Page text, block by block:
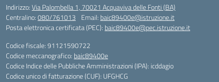
Indirizzo:Via Palombella 1, 70021 Acquaviva delle Fonti (BA)
Centralino:080/761013 Email: baic89400e@istruzione.it
Posta elettronica certificata (PEC): baic89400e@pec.istruzione.it
Codice fiscale: 91121590722
Codice meccanografico: baic89400e
Codice Indice delle Pubbliche Amministrazioni (IPA): icddagio
Codice unico di fatturazione (CUF): UFGHCG